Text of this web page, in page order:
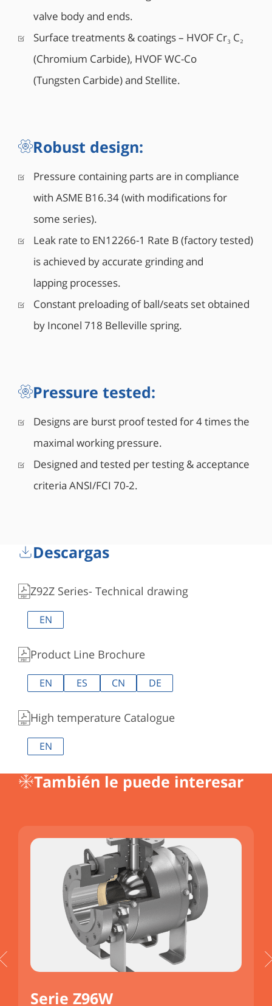
• Cumple con NACE MR0175/ISO 15156
corrosión
• Diseño de asiento de doble o simple efecto del
pistón
• También se dispone de diseño mixto de asientos
• Las válvulas de 6″ y mayores cuentan con
• Las válvulas de 8″ y mayores pueden contar con
válvulas de ventilación y drenaje (opcionales)
• Conexión a tierra antiestática entre la bola, el
vástago y el cuerpo
valve body and ends.
Surface treatments & coatings – HVOF Cr₃ C₂
(Chromium Carbide), HVOF WC-Co
(Tungsten Carbide) and Stellite.
Robust design:
Pressure containing parts are in compliance
with ASME B16.34 (with modifications for
some series).
Leak rate to EN12266-1 Rate B (factory tested)
is achieved by accurate grinding and
lapping processes.
Constant preloading of ball/seats set obtained
by Inconel 718 Belleville spring.
Pressure tested:
Designs are burst proof tested for 4 times the
maximal working pressure.
Designed and tested per testing & acceptance
criteria ANSI/FCI 70-2.
Descargas
Z92Z Series- Technical drawing
EN
Product Line Brochure
EN ES CN DE
High temperature Catalogue
EN
También le puede interesar
Serie Z96W